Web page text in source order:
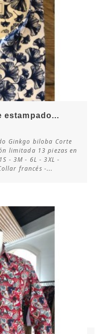
estampado...
Ginkgo biloba Corte
limitada 13 piezas en
- 3M - 6L - 3XL -
francés -...